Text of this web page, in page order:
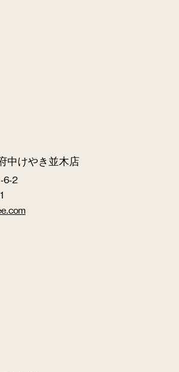
中けやき並木店
6-2